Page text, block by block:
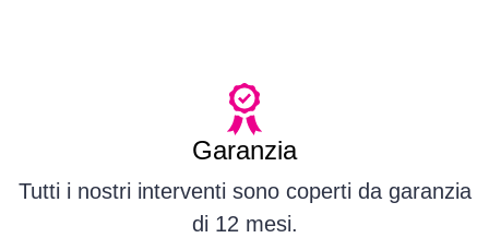
Garanzia
Tutti i nostri interventi sono coperti da garanzia
di 12 mesi.